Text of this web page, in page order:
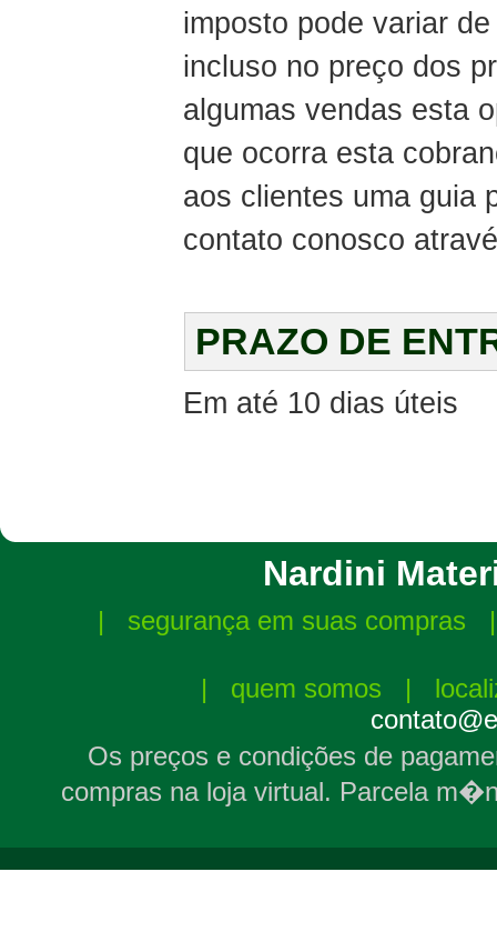
imposto pode variar
incluso no preço dos
algumas vendas esta
que ocorra esta
aos clientes uma guia
contato conosco
PRAZO DE
Em até 10 dias úteis
Nardini
| segurança em suas compras
| quem somos |
Os preços e condições de
compras na loja virtual. Parcela